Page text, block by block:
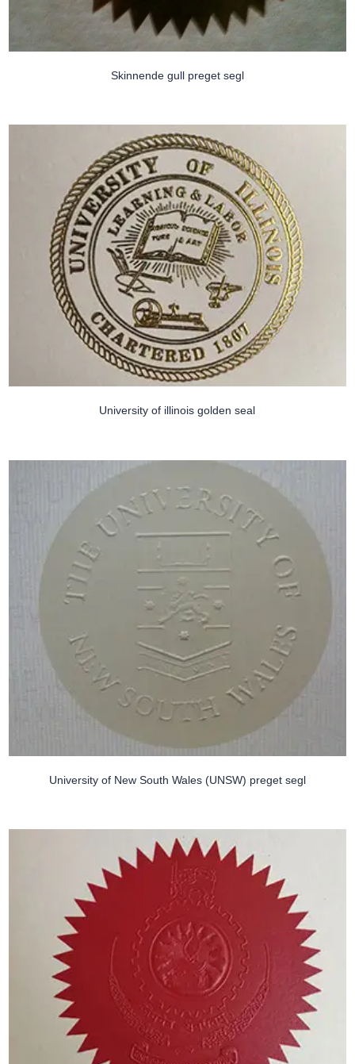
Skinnende gull preget segl
University of illinois golden seal
University of New South Wales (UNSW) preget segl